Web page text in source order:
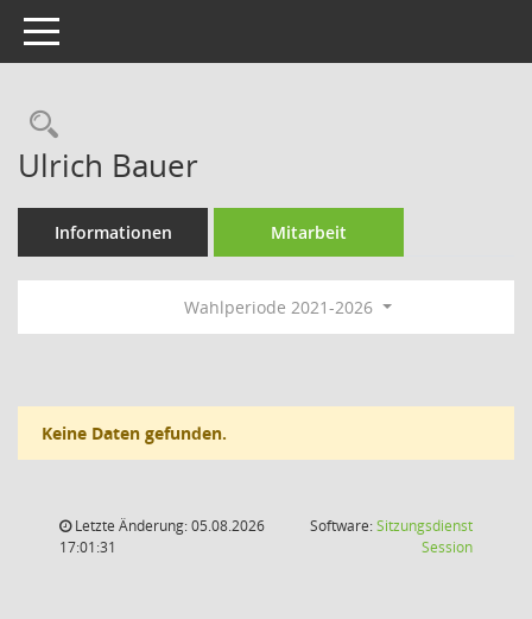
Toggle navigation
Rechercheauswahl
Ulrich Bauer
Informationen Mitarbeit
Wahlperiode 2021-2026
Keine Daten gefunden.
Letzte Änderung: 05.08.2026
17:01:31
Software:Sitzungsdienst
Session(Wird in